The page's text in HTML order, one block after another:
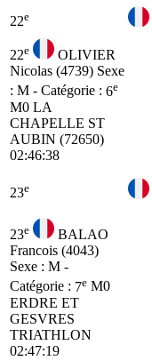
22e
22e
OLIVIER
Nicolas (4739) Sexe
: M - Catégorie : 6e
M0 LA
CHAPELLE ST
AUBIN (72650)
02:46:38
23e
23e
BALAO
Francois (4043)
Sexe : M -
Catégorie : 7e M0
ERDRE ET
GESVRES
TRIATHLON
02:47:19